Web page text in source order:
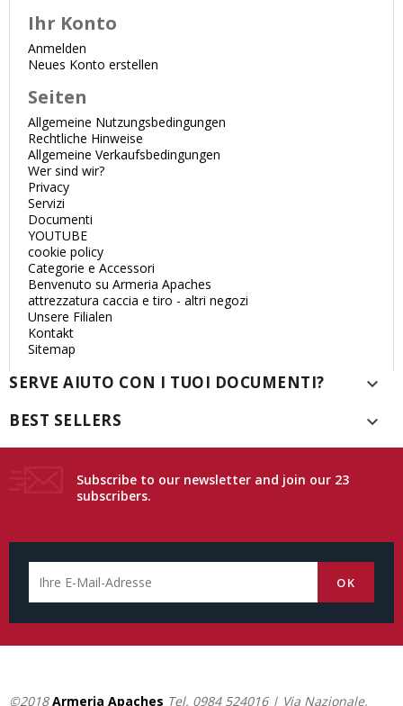
Ihr Konto
Anmelden
Neues Konto erstellen
Seiten
Allgemeine Nutzungsbedingungen
Rechtliche Hinweise
Allgemeine Verkaufsbedingungen
Wer sind wir?
Privacy
Servizi
Documenti
YOUTUBE
cookie policy
Categorie e Accessori
Benvenuto su Armeria Apaches
attrezzatura caccia e tiro - altri negozi
Unsere Filialen
Kontakt
Sitemap
SERVE AIUTO CON I TUOI DOCUMENTI? 
BEST SELLERS 
Subscribe to our newsletter and join our 23
subscribers.
©2018Armeria Apaches Tel. 0984 524016| Via Nazionale,